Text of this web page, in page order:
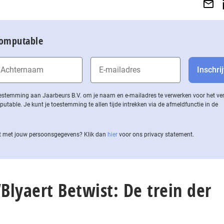
aan Jaarbeurs B.V. om je naam en e-mailadres te verwerken voor het
Je kunt je toestemming te allen tijde intrekken via de af­meld­func­tie in de
jouw per­soons­ge­ge­vens? Klik dan hier voor ons privacy statement.
Betwist: De trein der